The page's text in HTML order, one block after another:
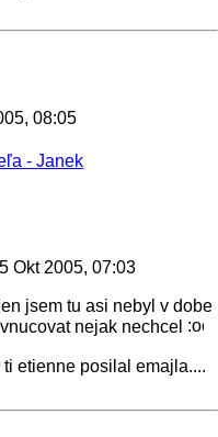
08:05
- Janek
Okt 2005, 07:03
jsem tu asi nebyl v dobe
nejak nechcel
etienne posilal emajla....